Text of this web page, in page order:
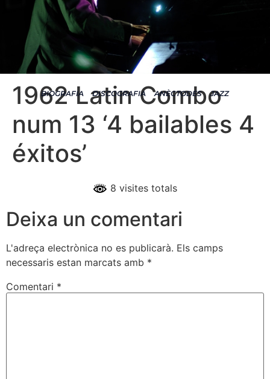
BIOGRAFIA DISCOGRAFIA ANÈCTODES JAZZ
1962 Latin Combo
num 13 ‘4 bailables 4
éxitos’
8 visites totals
Deixa un comentari
L'adreça electrònica no es publicarà. Els camps
necessaris estan marcats amb *
Comentari *